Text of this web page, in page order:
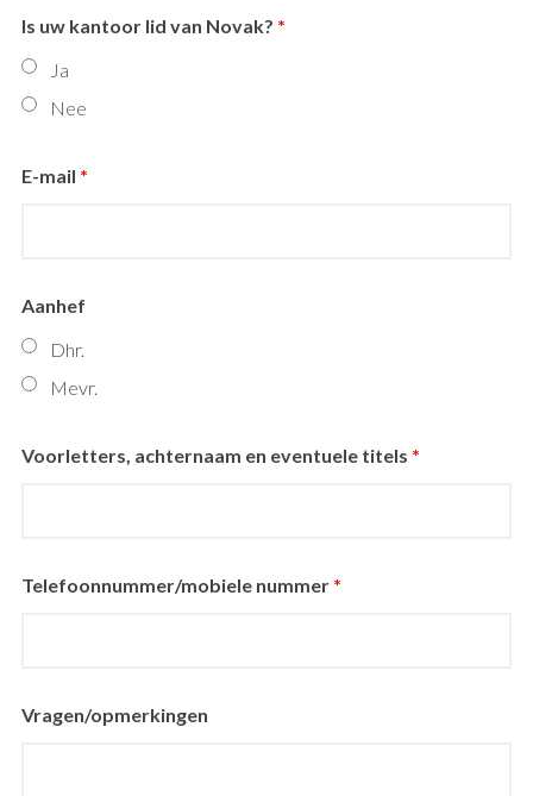
Is uw kantoor lid van Novak? *
Ja
Nee
E-mail *
Aanhef
Dhr.
Mevr.
Voorletters, achternaam en eventuele titels *
Telefoonnummer/mobiele nummer *
Vragen/opmerkingen